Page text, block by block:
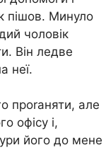
пішов. Минуло
чоловік
Він ледве
неї.
проrаняти, але
офісу і,
його до мене